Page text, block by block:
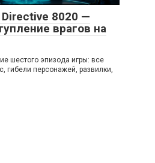
8020 —
врагов на
шестого эпизода игры: все
гибели персонажей, развилки,